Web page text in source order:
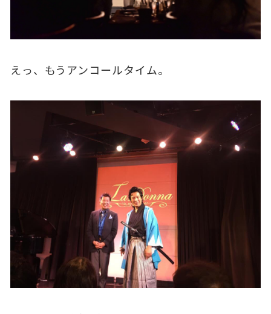
えっ、もうアンコールタイム。